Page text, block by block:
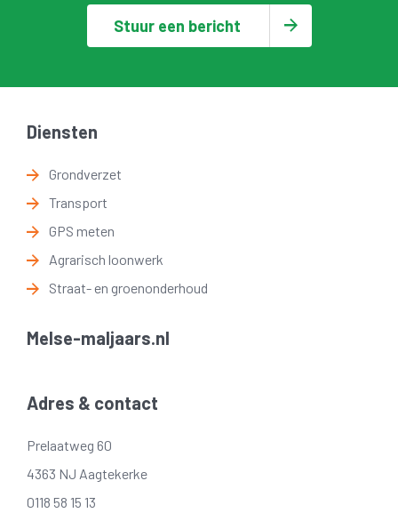
Stuur een bericht
Diensten
Grondverzet
Transport
GPS meten
Agrarisch loonwerk
Straat- en groenonderhoud
Melse-maljaars.nl
Adres & contact
Prelaatweg 60
4363 NJ Aagtekerke
0118 58 15 13